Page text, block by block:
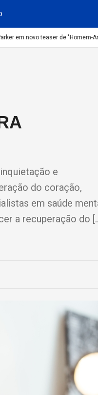
em novo teaser de "Homem-
e
do coração,
em saúde
a recuperação do